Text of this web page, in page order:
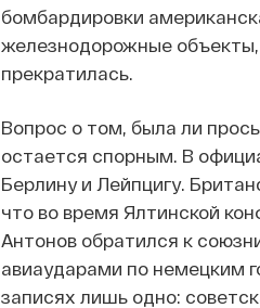
бомбардировки
железнодорожные объекты,
прекратилась.
Вопрос о том, была ли
остается спорным. В
Берлину и Лейпцигу.
что во время Ялтинской
Антонов обратился к
авиаударами по немецким
записях лишь одно: